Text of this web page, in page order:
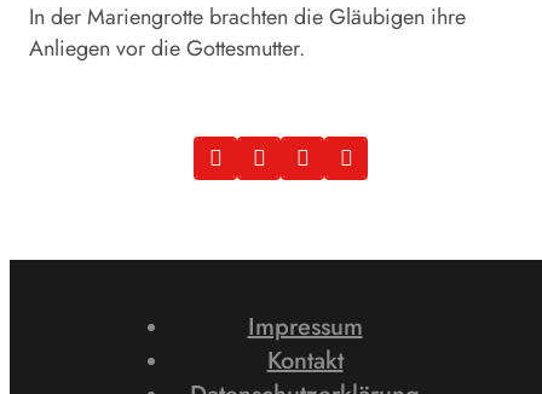
In der Mariengrotte brachten die Gläubigen ihre
Anliegen vor die Gottesmutter.
Impressum
Kontakt